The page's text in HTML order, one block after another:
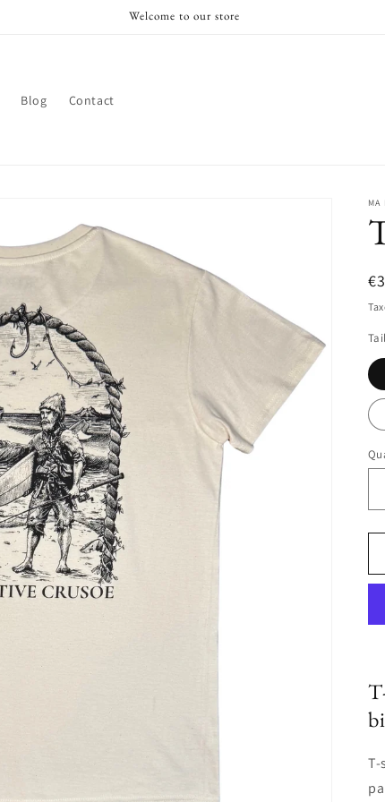
Welcome to our store
Blog Contact
MA